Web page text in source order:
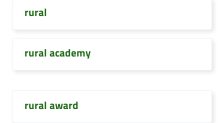
rural
rural academy
rural award